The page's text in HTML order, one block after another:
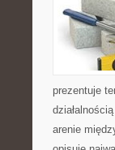
prezentuje
arenie